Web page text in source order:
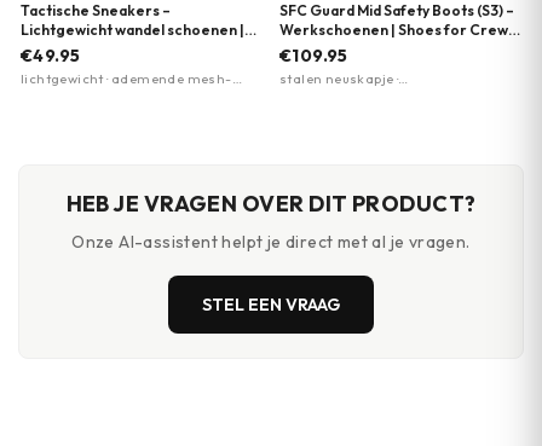
Tactische Sneakers –
Lichtgewicht wandel schoenen |
EVA-zool | M-Tac | Meerdere
€49.95
lichtgewicht · ademende mesh-
SFC Guard Mid Safety Boots (S3) –
Werkschoenen | Shoes for Crews
| Zwart
€109.95
stalen neuskapje ·
HEB JE VRAGEN OVER DIT PRODUCT?
Onze AI-assistent helpt je direct met al je vragen.
STEL EEN VRAAG